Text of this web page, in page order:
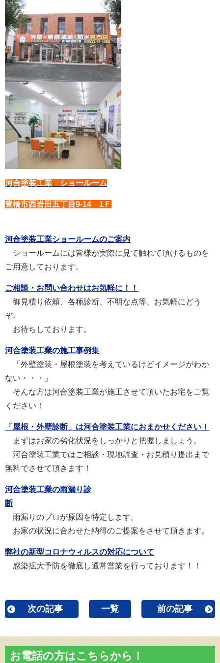
河合塗装工業 ショールーム
豊橋市西岩田五丁目9-14 1Ｆ
河合塗装工業ショールームのご案内
ショールームには皆様が実際に見て触れて頂けるものを
ご用意しております。
ご相談・お問い合わせはお気軽に！！
御見積り依頼、各種診断、不明な点等、お気軽にどう
ぞ。
お待ちしております。
河合塗装工業の施工事例集
「外壁塗装・屋根塗装を考えているけどイメージがわか
ない・・・」
そんな方は河合塗装工業が施工させて頂いたお宅をご覧
ください！
「屋根・外壁診断」は河合塗装工業におまかせください！
まずはお家の劣化状況をしっかりと把握しましょう。
河合塗装工業ではご相談・現地調査・お見積り提出まで
無料でさせて頂きます！
河合塗装工業の雨漏り診
断
雨漏りのプロが原因を特定します。
お家の状況に合わせた納得のご提案をさせて頂きます。
弊社の新型コロナウィルスの対応について
感染拡大予防を徹底し通常営業を行っております！！
次の記事 一覧 前の記事
お電話の方はこちらから！